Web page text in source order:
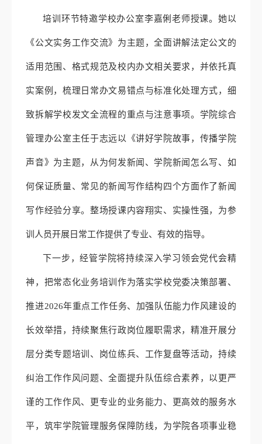
培训环节特邀学校办公室李嘉俐老师授课。她以
《公文实务工作交流》为主题，全面讲解法定公文的
适用范围、格式规范及校内办文相关要求，并依托真
实案例，梳理日常办文易错点与标准化处理方式，细
致拆解学校发文全流程的重点与注意事项。学院综合
管理办公室主任于志远以《讲好学院故事，传播学院
声音》为主题，从为何发新闻、学院新闻怎么写、如
何保证质量、常见的新闻写作结构四个方面作了新闻
写作经验分享。整场授课内容翔实、实操性强，为参
训人员开展日常工作提供了专业、有效的指导。
下一步，经管学院将持续深入学习领会党代会精
神，把常态化业务培训作为落实学校党委决策部署、
推进2026年重点工作任务、加强队伍能力作风建设的
长效举措，持续聚焦行政岗位履职需求，精准开展分
层分类专题培训、岗位练兵、工作复盘等活动，持续
纠治工作作风问题、全面提升队伍综合素养，以更严
谨的工作作风、更专业的业务能力、更高效的服务水
平，筑牢学院管理服务保障防线，为学院各项事业稳